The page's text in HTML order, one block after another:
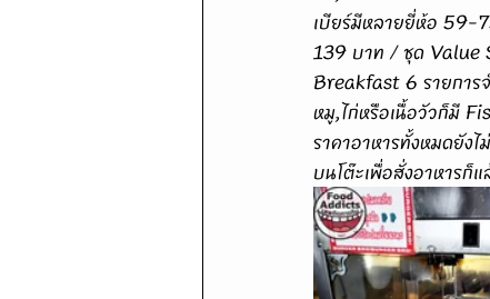
เบียร์มีหลายยี่ห้อ 59-
139 บาท / ชุด Value
Breakfast 6 รายการ
หมู,ไก่หรือเนื้อวัวก็มี
ราคาอาหารทั้งหมดยัง
บนโต๊ะเพื่อสั่งอาหารก็